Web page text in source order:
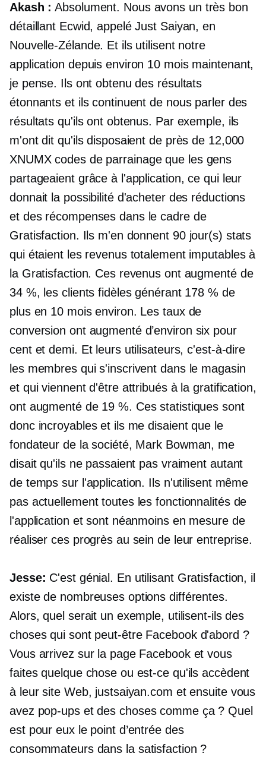
Akash : Absolument. Nous avons un très bon
détaillant Ecwid, appelé Just Saiyan, en
Nouvelle-Zélande. Et ils utilisent notre
application depuis environ 10 mois maintenant,
je pense. Ils ont obtenu des résultats
étonnants et ils continuent de nous parler des
résultats qu'ils ont obtenus. Par exemple, ils
m'ont dit qu'ils disposaient de près de 12,000
XNUMX codes de parrainage que les gens
partageaient grâce à l'application, ce qui leur
donnait la possibilité d'acheter des réductions
et des récompenses dans le cadre de
Gratisfaction. Ils m'en donnent 90 jour(s) stats
qui étaient les revenus totalement imputables à
la Gratisfaction. Ces revenus ont augmenté de
34 %, les clients fidèles générant 178 % de
plus en 10 mois environ. Les taux de
conversion ont augmenté d’environ six pour
cent et demi. Et leurs utilisateurs, c'est-à-dire
les membres qui s'inscrivent dans le magasin
et qui viennent d'être attribués à la gratification,
ont augmenté de 19 %. Ces statistiques sont
donc incroyables et ils me disaient que le
fondateur de la société, Mark Bowman, me
disait qu'ils ne passaient pas vraiment autant
de temps sur l'application. Ils n'utilisent même
pas actuellement toutes les fonctionnalités de
l'application et sont néanmoins en mesure de
réaliser ces progrès au sein de leur entreprise.
Jesse: C'est génial. En utilisant Gratisfaction, il
existe de nombreuses options différentes.
Alors, quel serait un exemple, utilisent-ils des
choses qui sont peut-être Facebook d'abord ?
Vous arrivez sur la page Facebook et vous
faites quelque chose ou est-ce qu'ils accèdent
à leur site Web, justsaiyan.com et ensuite vous
avez pop-upset des choses comme ça ? Quel
est pour eux le point d’entrée des
consommateurs dans la satisfaction ?